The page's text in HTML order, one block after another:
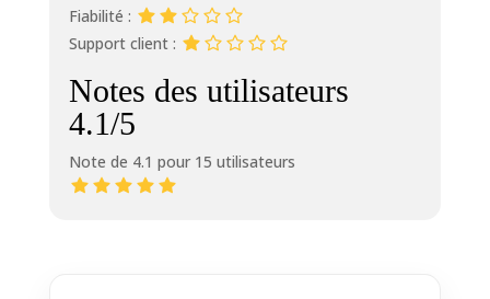
Fiabilité :
Support client :
Notes des utilisateurs
4.1/5
Note de 4.1 pour 15 utilisateurs